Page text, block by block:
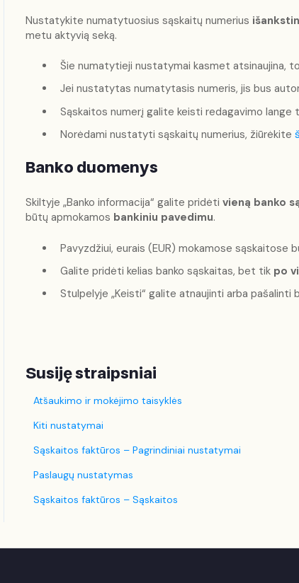
Nustatykite numatytuosius sąskaitų numerius
metu aktyvią seką.
Šie numatytieji nustatymai kasmet atsinaujina,
Jei nustatytas numatytasis numeris, jis bus
Sąskaitos numerį galite keisti redagavimo lange
Norėdami nustatyti sąskaitų numerius, žiūrėkite
Banko duomenys
Skiltyje „Banko informacija“ galite pridėti vieną banko
būtų apmokamos bankiniu pavedimu.
Pavyzdžiui, eurais (EUR) mokamose sąskaitose
Galite pridėti kelias banko sąskaitas, bet tik po
Stulpelyje „Keisti“ galite atnaujinti arba pašalinti
Susiję straipsniai
Atšaukimo ir mokėjimo taisyklės
Kiti nustatymai
Sąskaitos faktūros – Pagrindiniai nustatymai
Paslaugų nustatymas
Sąskaitos faktūros – Sąskaitos